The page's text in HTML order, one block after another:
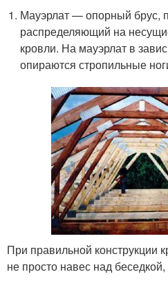
Мауэрлат — опорный брус,
распределяющий на
кровли. На мауэрлат в
опираются стропильные
При правильной конструкции
не просто навес над